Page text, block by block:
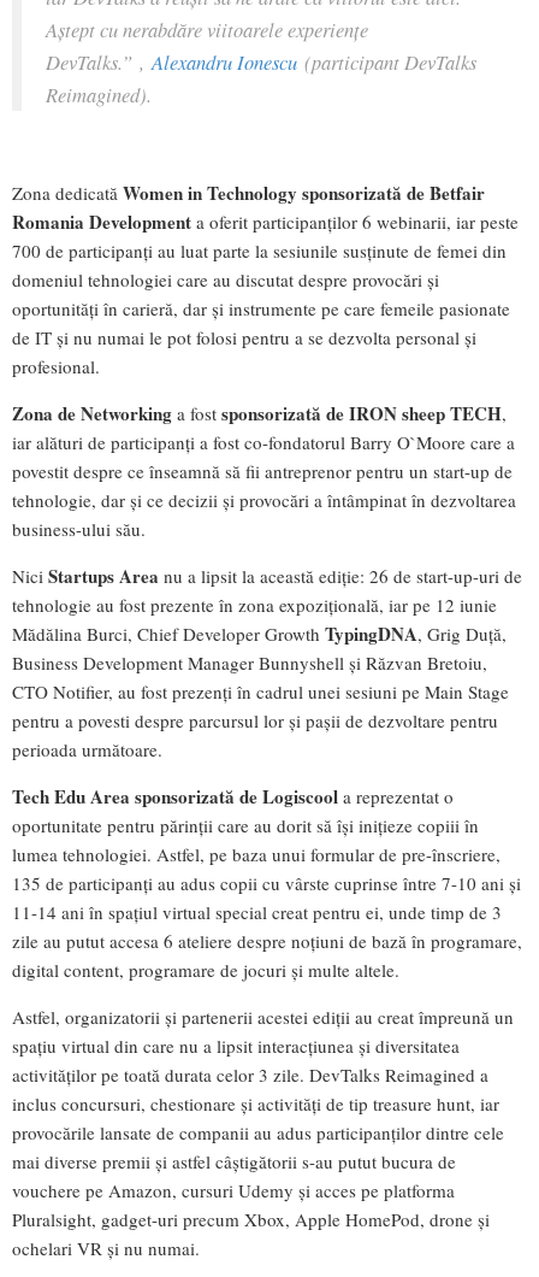
Aștept cu nerabdăre viitoarele experiențe
DevTalks.” ,Alexandru Ionescu (participant DevTalks
Reimagined).
Zona dedicată Women in Technology sponsorizată de Betfair
Romania Development a oferit participanților 6 webinarii, iar peste
700 de participanți au luat parte la sesiunile susținute de femei din
domeniul tehnologiei care au discutat despre provocări și
oportunități în carieră, dar și instrumente pe care femeile pasionate
de IT și nu numai le pot folosi pentru a se dezvolta personal și
profesional.
Zona de Networking a fost sponsorizată deIRON sheep TECH,
iar alături de participanți a fost co-fondatorul Barry O`Moore care a
povestit despre ce înseamnă să fii antreprenor pentru un start-up de
tehnologie, dar și ce decizii și provocări a întâmpinat în dezvoltarea
business-ului său.
Nici Startups Area nu a lipsit la această ediție: 26 de start-up-uri de
tehnologie au fost prezente în zona expozițională, iar pe 12 iunie
Mădălina Burci, Chief Developer Growth TypingDNA, Grig Duță,
Business Development Manager Bunnyshell și Răzvan Bretoiu,
CTO Notifier, au fost prezenți în cadrul unei sesiuni pe Main Stage
pentru a povesti despre parcursul lor și pașii de dezvoltare pentru
perioada următoare.
Tech Edu Area sponsorizată de Logiscool a reprezentat o
oportunitate pentru părinții care au dorit să își inițieze copiii în
lumea tehnologiei. Astfel, pe baza unui formular de pre-înscriere,
135 de participanți au adus copii cu vârste cuprinse între 7-10 ani și
11-14 ani în spațiul virtual special creat pentru ei, unde timp de 3
zile au putut accesa 6 ateliere despre noțiuni de bază în programare,
digital content, programare de jocuri și multe altele.
Astfel, organizatorii și partenerii acestei ediții au creat împreună un
spațiu virtual din care nu a lipsit interacțiunea și diversitatea
activităților pe toată durata celor 3 zile. DevTalks Reimagined a
inclus concursuri, chestionare și activități de tip treasure hunt, iar
provocările lansate de companii au adus participanților dintre cele
mai diverse premii și astfel câștigătorii s-au putut bucura de
vouchere pe Amazon, cursuri Udemy și acces pe platforma
Pluralsight, gadget-uri precum Xbox, Apple HomePod, drone și
ochelari VR și nu numai.